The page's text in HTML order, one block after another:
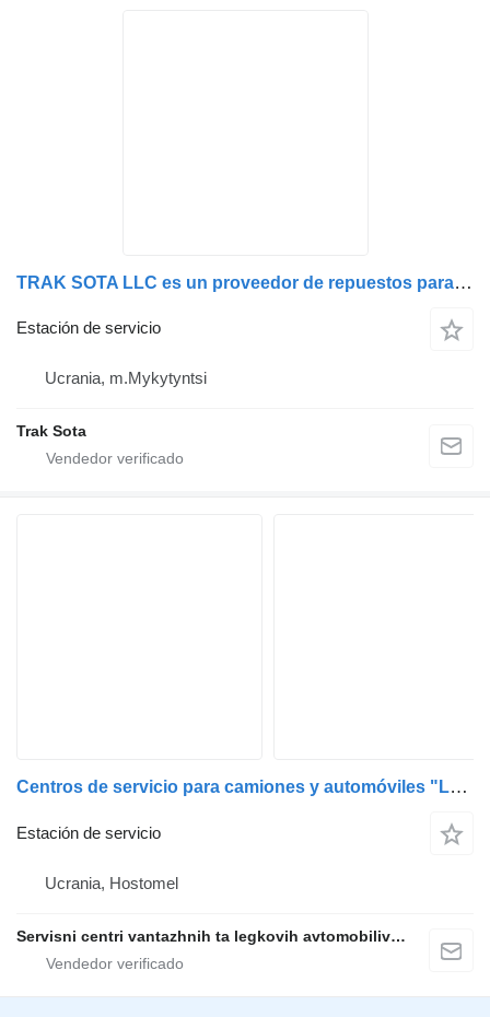
TRAK SOTA LLC es un proveedor de repuestos para camiones, autobuses, remolques y equipos especiales europeos. La estación de reparación de camiones "TRAK SOTA" realiza reparaciones de camiones en Ivano-Frankivsk: DAF, VOLVO, MAN, IVECO, SCANIA, RENAULT, MERCEDES y otros
Estación de servicio
Ucrania, m.Mykytyntsi
Trak Sota
Centros de servicio para camiones y automóviles "LONGRAN"
Estación de servicio
Ucrania, Hostomel
Servisni centri vantazhnih ta legkovih avtomobiliv "LONGRAN"